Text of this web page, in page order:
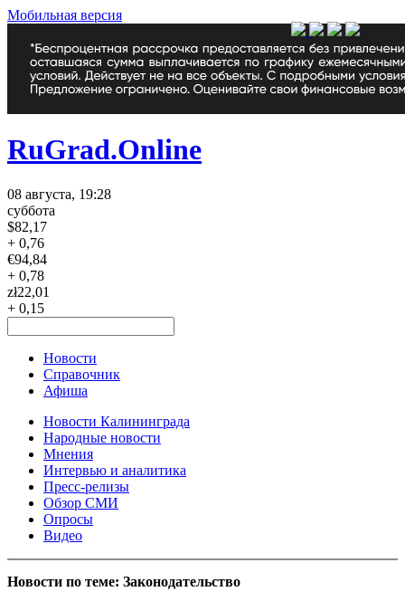
Мобильная версия
RuGrad.Online
08 августа, 19:28
суббота
$82,17
+ 0,76
€94,84
+ 0,78
zł22,01
+ 0,15
Новости
Справочник
Афиша
Новости Калининграда
Народные новости
Мнения
Интервью и аналитика
Пресс-релизы
Обзор СМИ
Опросы
Видео
Новости по теме: Законодательство